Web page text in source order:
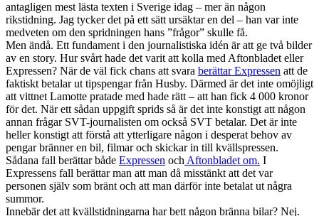
antagligen mest lästa texten i Sverige idag – mer än någon
rikstidning. Jag tycker det på ett sätt ursäktar en del – han var inte
medveten om den spridningen hans ”frågor” skulle få.
Men ändå. Ett fundament i den journalistiska idén är att ge två bilder
av en story. Hur svårt hade det varit att kolla med Aftonbladet eller
Expressen? När de väl fick chans att svara berättar Expressen att de
faktiskt betalar ut tipspengar från Husby. Därmed är det inte omöjligt
att vittnet Lamotte pratade med hade rätt – att han fick 4 000 kronor
för det. När ett sådan uppgift sprids så är det inte konstigt att någon
annan frågar SVT-journalisten om också SVT betalar. Det är inte
heller konstigt att förstå att ytterligare någon i desperat behov av
pengar bränner en bil, filmar och skickar in till kvällspressen.
Sådana fall berättar både Expressen och Aftonbladet om. I
Expressens fall berättar man att man då misstänkt att det var
personen själv som bränt och att man därför inte betalat ut några
summor.
Innebär det att kvällstidningarna har bett någon bränna bilar? Nej.